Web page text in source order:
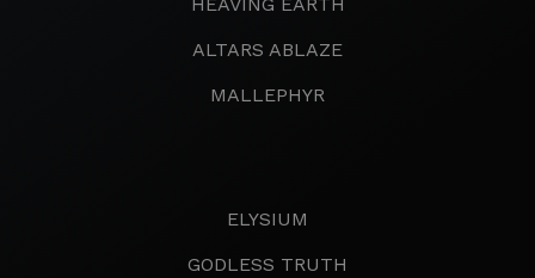
ALTARS ABLAZE
MALLEPHYR
ELYSIUM
GODLESS TRUTH